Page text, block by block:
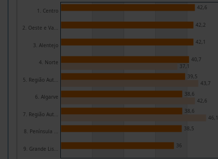
1. Centro
2. Oeste e Va...
3. Alentejo
4. Norte
5. Região Aut...
6. Algarve
7. Região Aut...
8. Península ...
9. Grande Lis...
42,6
42,2
42,1
40,7
39,5
38,6
38,6
38,5
36
37,1
43,7
42,6
46,1